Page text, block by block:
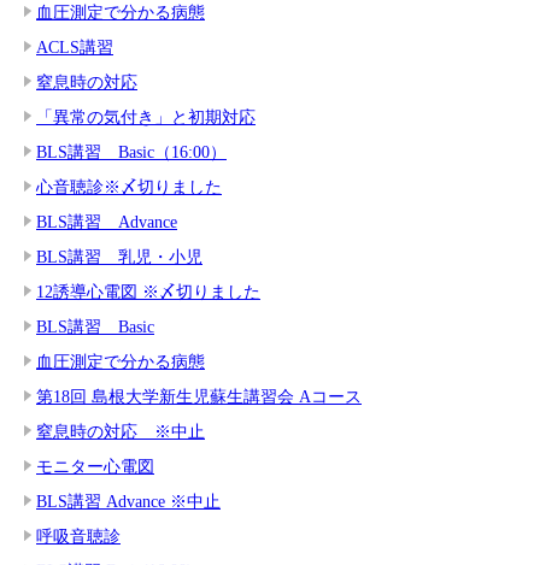
血圧測定で分かる病態
ACLS講習
窒息時の対応
「異常の気付き」と初期対応
BLS講習 Basic（16:00）
心音聴診※〆切りました
BLS講習 Advance
BLS講習 乳児・小児
12誘導心電図 ※〆切りました
BLS講習 Basic
血圧測定で分かる病態
第18回 島根大学新生児蘇生講習会 Aコース
窒息時の対応 ※中止
モニター心電図
BLS講習 Advance ※中止
呼吸音聴診